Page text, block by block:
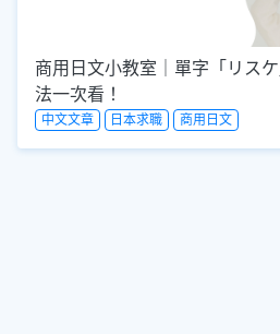
商用日文小教室｜單字「リス
法一次看！
中文文章 日本求職 商用日文